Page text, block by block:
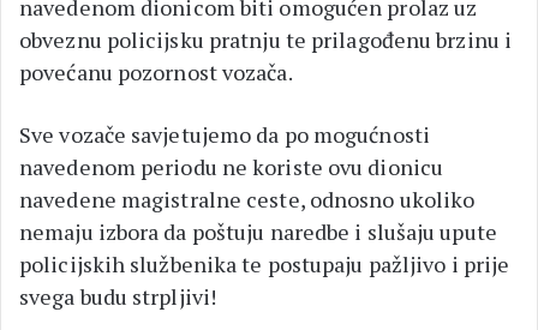
navedenom dionicom biti omogućen prolaz uz
obveznu policijsku pratnju te prilagođenu brzinu i
povećanu pozornost vozača.
Sve vozače savjetujemo da po mogućnosti
navedenom periodu ne koriste ovu dionicu
navedene magistralne ceste, odnosno ukoliko
nemaju izbora da poštuju naredbe i slušaju upute
policijskih službenika te postupaju pažljivo i prije
svega budu strpljivi!